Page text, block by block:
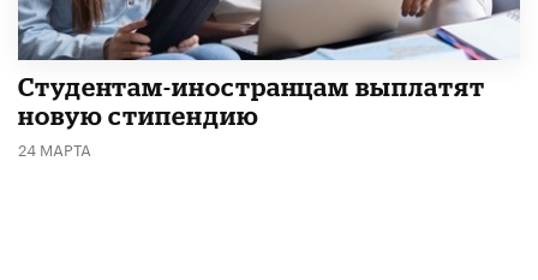
Студентам-иностранцам выплатят
новую стипендию
24 МАРТА